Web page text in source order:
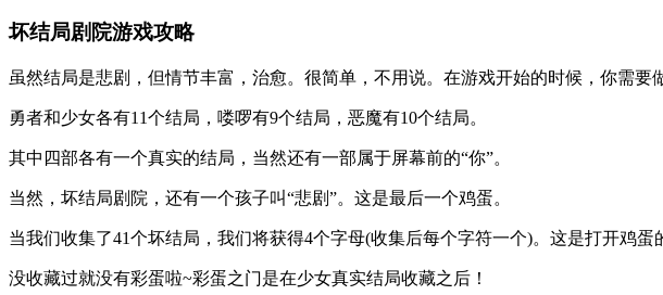
坏结局剧院游戏攻略
虽然结局是悲剧，但情节丰富，治愈。很简单，不用说。在游戏开始的时候，你需
勇者和少女各有11个结局，喽啰有9个结局，恶魔有10个结局。
其中四部各有一个真实的结局，当然还有一部属于屏幕前的“你”。
当然，坏结局剧院，还有一个孩子叫“悲剧”。这是最后一个鸡蛋。
当我们收集了41个坏结局，我们将获得4个字母(收集后每个字符一个)。这是打开鸡蛋
没收藏过就没有彩蛋啦~彩蛋之门是在少女真实结局收藏之后！